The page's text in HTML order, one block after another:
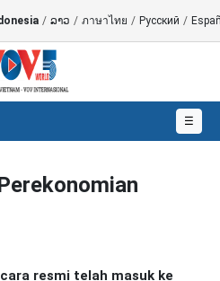
/ ລາວ / ภาษาไทย / Русский /
☰
resmi telah masuk ke